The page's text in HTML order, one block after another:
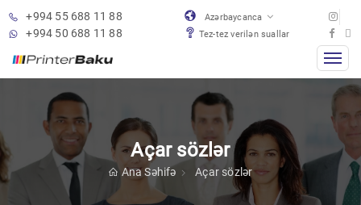
+994 55 688 11 88
+994 50 688 11 88
Azərbaycanca
Tez-tez verilən suallar
Açar sözlər
Ana Səhifə Açar sözlər